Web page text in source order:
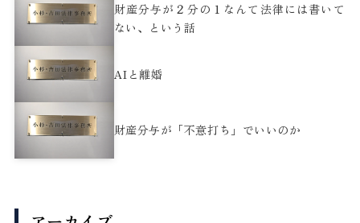
財産分与が２分の１なんて法律には書いて
ない、という話
AIと離婚
財産分与が「不意打ち」でいいのか